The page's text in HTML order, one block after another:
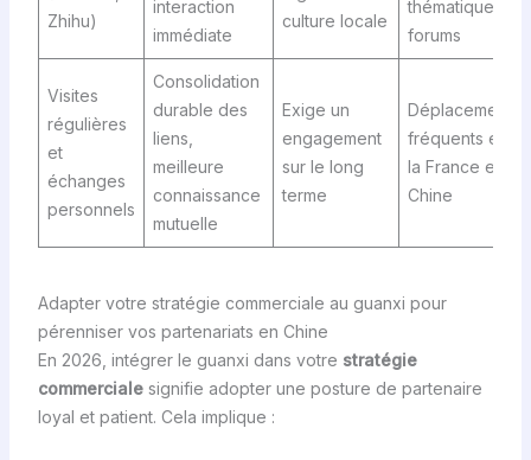
Zhihu)
interaction
immédiate
culture locale
thématiques,
forums
Visites
régulières
et
échanges
personnels
Consolidation
durable des
liens,
meilleure
connaissance
mutuelle
Exige un
engagement
sur le long
terme
Déplacements
fréquents entre
la France et la
Chine
Adapter votre stratégie commerciale au guanxi pour
pérenniser vos partenariats en Chine
En 2026, intégrer le guanxi dans votre stratégie
commercialesignifie adopter une posture de partenaire
loyal et patient. Cela implique :